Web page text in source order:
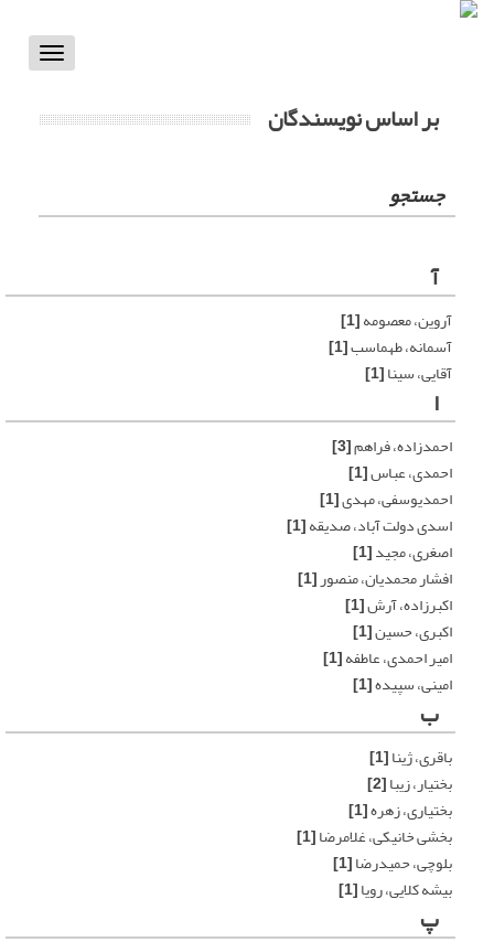
Toggle
بر اساس نویسندگان
جستجو
آ
آروین، معصومه[1]
آسمانه، طهماسب[1]
آقایی، سینا[1]
ا
احمدزاده، فراهم[3]
احمدی، عباس[1]
احمدیوسفی، مهدی[1]
اسدی دولت آباد، صدیقه[1]
اصغری، مجید[1]
افشار محمدیان، منصور[1]
اکبرزاده، آرش[1]
اکبری، حسین[1]
امیر احمدی، عاطفه[1]
امینی، سپیده[1]
ب
باقری، ژینا[1]
بختیار، زیبا[2]
بختیاری، زهره[1]
بخشی خانیکی، غلامرضا[1]
بلوچی، حمیدرضا[1]
بیشه کلایی، رویا[1]
پ